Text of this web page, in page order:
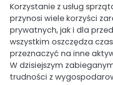
Korzystanie z usług
przynosi wiele korzyści
prywatnych, jak i dla
wszystkim oszczędza
przeznaczyć na inne
W dzisiejszym
trudności z